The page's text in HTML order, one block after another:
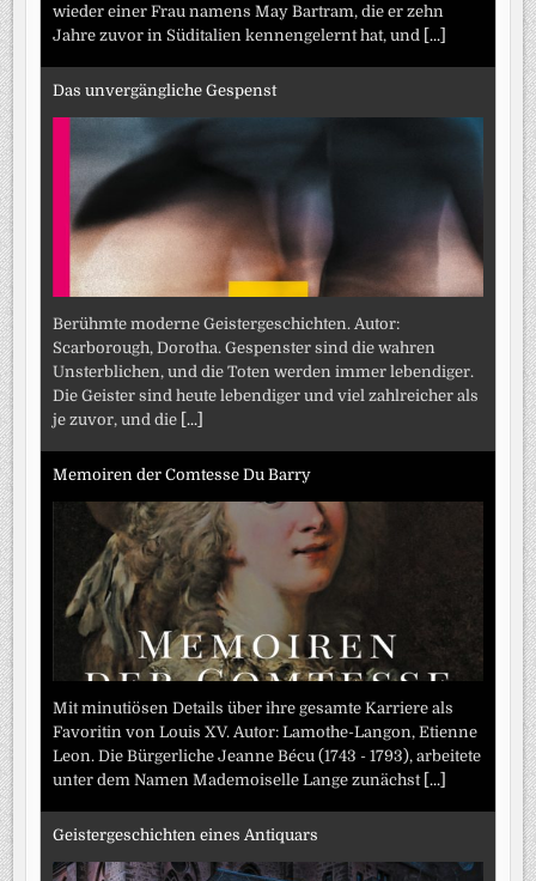
wieder einer Frau namens May Bartram, die er zehn
Jahre zuvor in Süditalien kennengelernt hat, und [...]
Das unvergängliche Gespenst
Berühmte moderne Geistergeschichten. Autor:
Scarborough, Dorotha. Gespenster sind die wahren
Unsterblichen, und die Toten werden immer lebendiger.
Die Geister sind heute lebendiger und viel zahlreicher als
je zuvor, und die [...]
Memoiren der Comtesse Du Barry
Mit minutiösen Details über ihre gesamte Karriere als
Favoritin von Louis XV. Autor: Lamothe-Langon, Etienne
Leon. Die Bürgerliche Jeanne Bécu (1743 - 1793), arbeitete
unter dem Namen Mademoiselle Lange zunächst [...]
Geistergeschichten eines Antiquars